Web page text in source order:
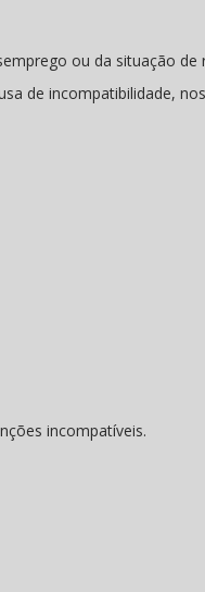
ou da situação de
de incompatibilidade,
incompatíveis.